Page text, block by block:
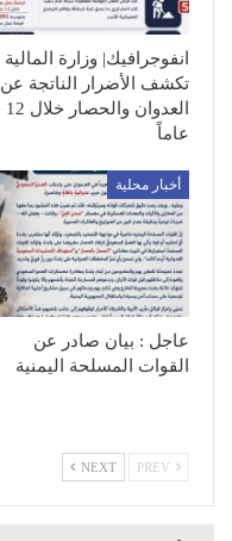
انفوجرافيك| وزارة المالية
تكشف الأضرار الناتجة عن
العدوان والحصار خلال 12
عاماً
أخبار محلية
عاجل : بيان صادر عن
القوات المسلحة اليمنية
NEXT